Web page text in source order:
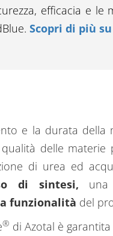
efficacia e
Scopri di più
e la durata
delle materie
di urea ed
di sintesi,
funzionalità del
® di Azotal è garantita